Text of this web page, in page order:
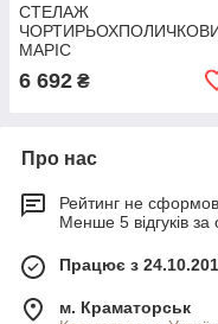
СТЕЛАЖ
МАРІС
6 692 ₴
Про нас
Рейтинг не
Менше 5 відгуків за
Працює з
м. Краматорськ